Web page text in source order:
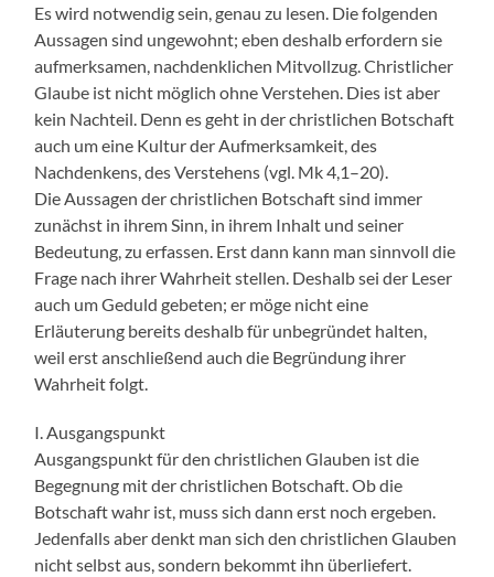
Es wird notwendig sein, genau zu lesen. Die folgenden
Aussagen sind ungewohnt; eben deshalb erfordern sie
aufmerksamen, nachdenklichen Mitvollzug. Christlicher
Glaube ist nicht möglich ohne Verstehen. Dies ist aber
kein Nachteil. Denn es geht in der christlichen Botschaft
auch um eine Kultur der Aufmerksamkeit, des
Nachdenkens, des Verstehens (vgl. Mk 4,1–20).
Die Aussagen der christlichen Botschaft sind immer
zunächst in ihrem Sinn, in ihrem Inhalt und seiner
Bedeutung, zu erfassen. Erst dann kann man sinnvoll die
Frage nach ihrer Wahrheit stellen. Deshalb sei der Leser
auch um Geduld gebeten; er möge nicht eine
Erläuterung bereits deshalb für unbegründet halten,
weil erst anschließend auch die Begründung ihrer
Wahrheit folgt.
I. Ausgangspunkt
Ausgangspunkt für den christlichen Glauben ist die
Begegnung mit der christlichen Botschaft. Ob die
Botschaft wahr ist, muss sich dann erst noch ergeben.
Jedenfalls aber denkt man sich den christlichen Glauben
nicht selbst aus, sondern bekommt ihn überliefert.